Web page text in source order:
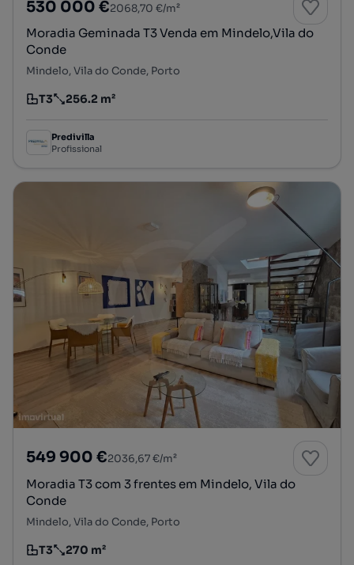
530 000 €2068,70 €/m²
Moradia Geminada T3 Venda em Mindelo,Vila do
Conde
Mindelo, Vila do Conde, Porto
Tipologia
T3
Preço por metro quadrado
256.2 m²
Predivilla
Profissional
549 900 €2036,67 €/m²
Moradia T3 com 3 frentes em Mindelo, Vila do
Conde
Mindelo, Vila do Conde, Porto
Tipologia
T3
Preço por metro quadrado
270 m²